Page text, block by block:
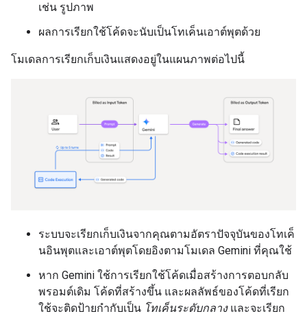
เช่น รูปภาพ
ผลการเรียกใช้โค้ดจะนับเป็นโทเค็นเอาต์พุตด้วย
โมเดลการเรียกเก็บเงินแสดงอยู่ในแผนภาพต่อไปนี้
ระบบจะเรียกเก็บเงินจากคุณตามอัตราปัจจุบันของโทเค็
นอินพุตและเอาต์พุตโดยอิงตามโมเดล Gemini ที่คุณใช้
หาก Gemini ใช้การเรียกใช้โค้ดเมื่อสร้างการตอบกลับ
พรอมต์เดิม โค้ดที่สร้างขึ้น และผลลัพธ์ของโค้ดที่เรียก
ใช้จะติดป้ายกำกับเป็น โทเค็นระดับกลางและจะเรียก